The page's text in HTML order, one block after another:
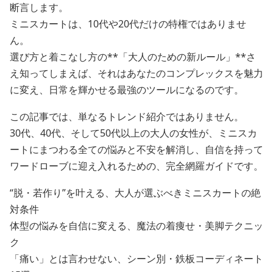
断言します。
ミニスカートは、10代や20代だけの特権ではありませ
ん。
選び方と着こなし方の**「大人のための新ルール」**さ
え知ってしまえば、それはあなたのコンプレックスを魅力
に変え、日常を輝かせる最強のツールになるのです。
この記事では、単なるトレンド紹介ではありません。
30代、40代、そして50代以上の大人の女性が、ミニスカ
ートにまつわる全ての悩みと不安を解消し、自信を持って
ワードローブに迎え入れるための、完全網羅ガイドです。
“脱・若作り”を叶える、大人が選ぶべきミニスカートの絶
対条件
体型の悩みを自信に変える、魔法の着痩せ・美脚テクニッ
ク
「痛い」とは言わせない、シーン別・鉄板コーディネート